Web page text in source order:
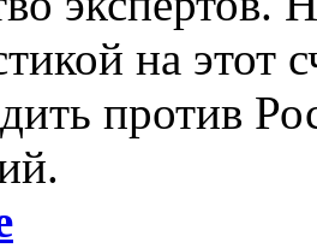
на этот
против